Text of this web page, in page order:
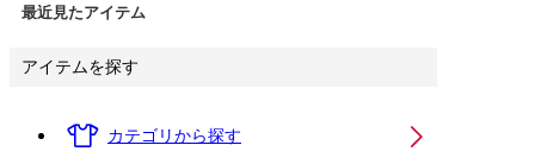
最近見たアイテム
アイテムを探す
カテゴリから探す